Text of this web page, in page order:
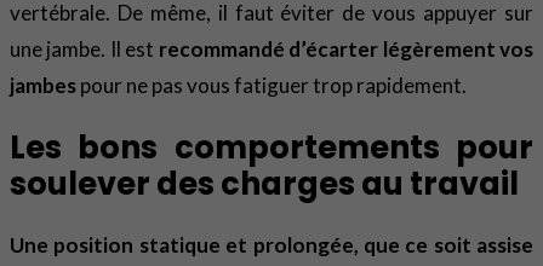
vertébrale. De même, il faut éviter de vous appuyer sur
une jambe. Il est recommandé d’écarter légèrement vos
jambespour ne pas vous fatiguer trop rapidement.
Les bons comportements pour
soulever des charges au travail
Une position statique et prolongée, que ce soit assise